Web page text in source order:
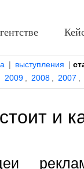
| выступления |
2009 2008 2007
и